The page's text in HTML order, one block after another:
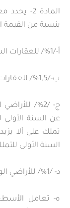
المادة 2-
بنسبة من القيمة
أ-/1%/ للعقارات السكنية تامة البناء.
ب-/1,5%/ للعقارات السكنية على الهيكل.
ج- /2%/
السنة الأولى
د- /1%/ للأراضي الواقعة خارج المخطط التنظيمي المصدق.
ه- تعامل الأسطح